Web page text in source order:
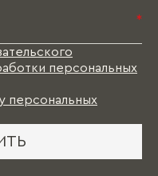
*
персональных
персональных